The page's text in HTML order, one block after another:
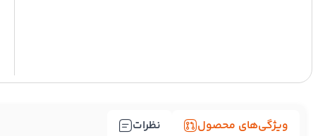
ویژگی‌های محصول نظرات